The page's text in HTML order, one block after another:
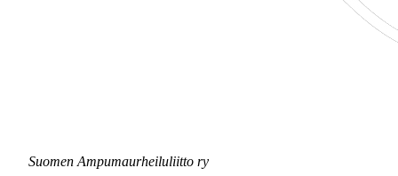
Suomen Ampumaurheiluliitto ry